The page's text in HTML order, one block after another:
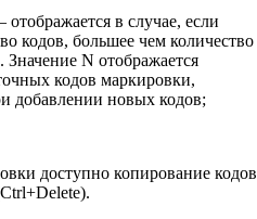
отображается в случае, если
кодов, большее чем количество
Значение N отображается
кодов маркировки,
добавлении новых кодов;
доступно копирование кодов